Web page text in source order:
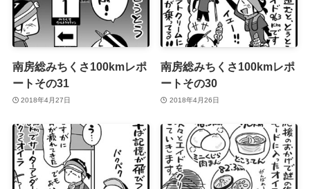
南房総みちくさ100kmレポ
ートその31
2018年4月27日
南房総みちくさ100kmレポ
ートその30
2018年4月26日